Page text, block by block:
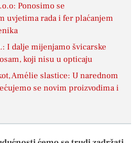
Ponosimo se
uvjetima rada i fer plaćanjem
I dalje mijenjamo švicarske
koji nisu u opticaju
Amélie slastice: U narednom
se novim proizvodima i